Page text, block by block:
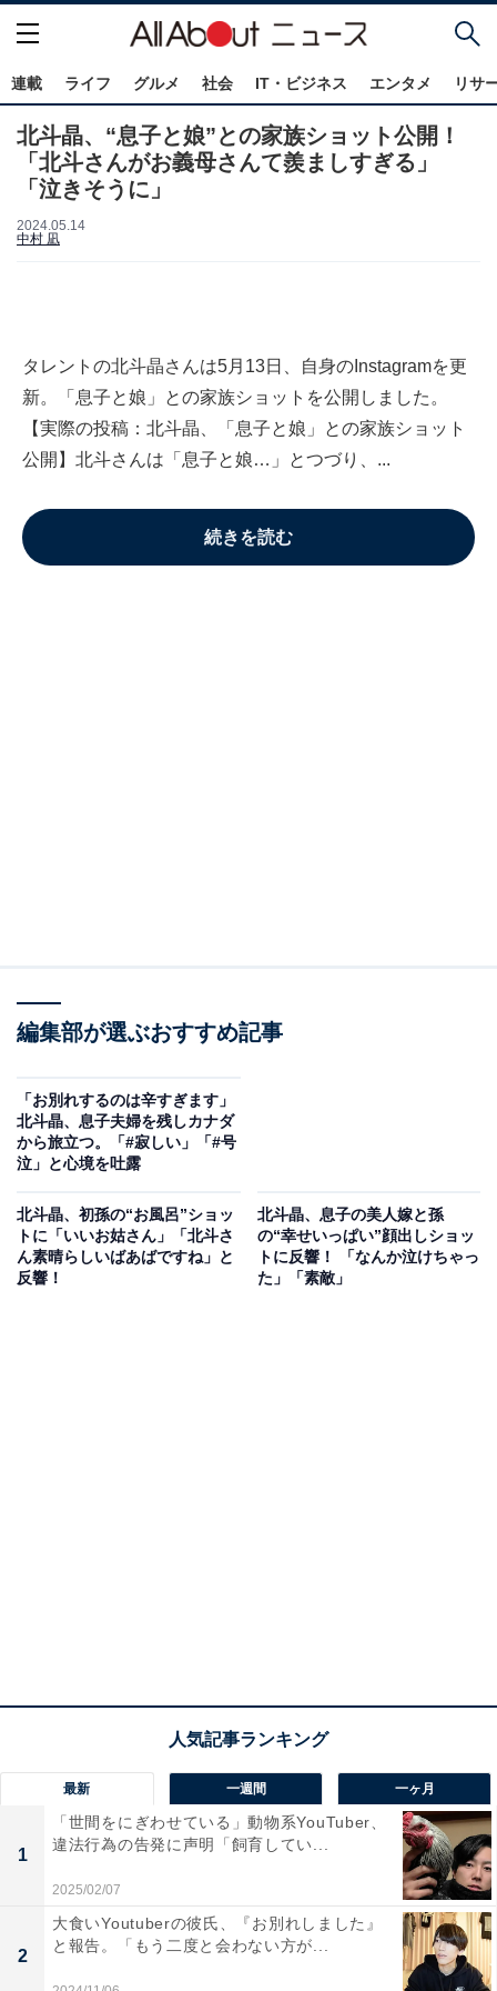
連載 ライフ グルメ 社会 IT・ビジネス エンタメ リサ
北斗晶、“息子と娘”との家族ショット公開！
「北斗さんがお義母さんて羨ましすぎる」
「泣きそうに」
2024.05.14
中村 凪
タレントの北斗晶さんは5月13日、自身のInstagramを更
新。「息子と娘」との家族ショットを公開しました。
【実際の投稿：北斗晶、「息子と娘」との家族ショット
公開】北斗さんは「息子と娘…」とつづり、...
続きを読む
編集部が選ぶおすすめ記事
「お別れするのは辛すぎます」
北斗晶、息子夫婦を残しカナダ
から旅立つ。「#寂しい」「#号
泣」と心境を吐露
北斗晶、初孫の“お風呂”ショッ
トに「いいお姑さん」「北斗さ
ん素晴らしいばあばですね」と
反響！
北斗晶、息子の美人嫁と孫
の“幸せいっぱい”顔出しショッ
トに反響！ 「なんか泣けちゃっ
た」「素敵」
最新 一週間 一ヶ月
1
「世間をにぎわせている」動物系YouTuber、
違法行為の告発に声明「飼育してい...
2025/02/07
2
大食いYoutuberの彼氏、『お別れしました』
と報告。「もう二度と会わない方が...